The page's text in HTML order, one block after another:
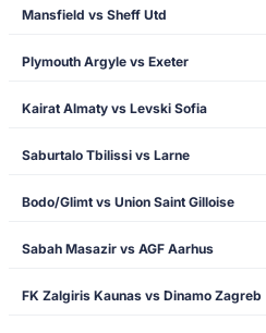
Mansfield vs Sheff Utd
Plymouth Argyle vs Exeter
Kairat Almaty vs Levski Sofia
Saburtalo Tbilissi vs Larne
Bodo/Glimt vs Union Saint Gilloise
Sabah Masazir vs AGF Aarhus
FK Zalgiris Kaunas vs Dinamo Zagreb